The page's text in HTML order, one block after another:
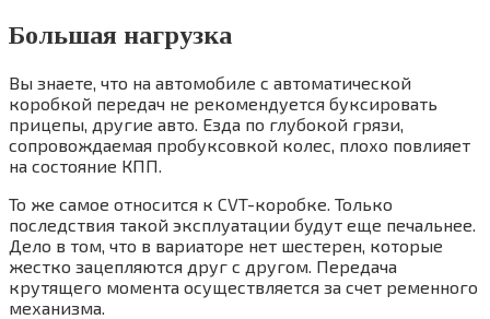
Большая нагрузка
Вы знаете, что на автомобиле с автоматической
коробкой передач не рекомендуется буксировать
прицепы, другие авто. Езда по глубокой грязи,
сопровождаемая пробуксовкой колес, плохо повлияет
на состояние КПП.
То же самое относится к CVT-коробке. Только
последствия такой эксплуатации будут еще печальнее.
Дело в том, что в вариаторе нет шестерен, которые
жестко зацепляются друг с другом. Передача
крутящего момента осуществляется за счет ременного
механизма.